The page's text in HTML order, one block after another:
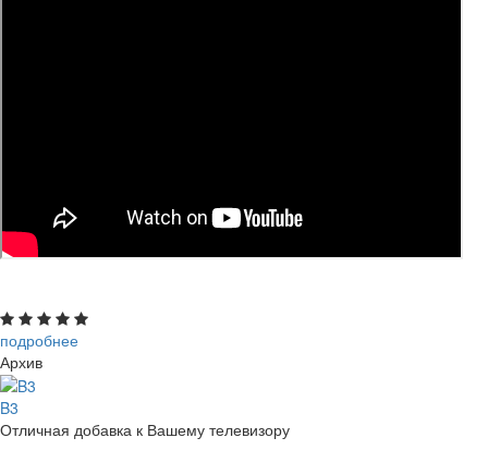
подробнее
Архив
B3
Отличная добавка к Вашему телевизору